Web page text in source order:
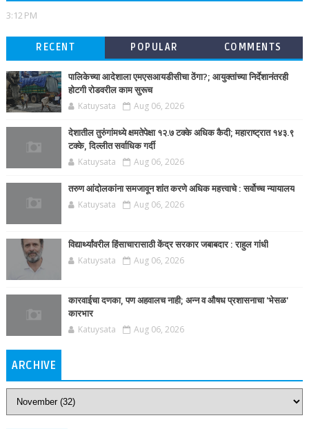
3:12 PM
RECENT POPULAR COMMENTS
पालिकेच्या आदेशाला एमएसआयडीसीचा ठेंगा?; आयुक्तांच्या निर्देशानंतरही
होटगी रोडवरील काम सुरूच
Katuysata Aug 06, 2026
देशातील तुरुंगांमध्ये क्षमतेपेक्षा १२.७ टक्के अधिक कैदी; महाराष्ट्रात १४३.९
टक्के, दिल्लीत सर्वाधिक गर्दी
Katuysata Aug 06, 2026
तरुण आंदोलकांना समजावून शांत करणे अधिक महत्त्वाचे : सर्वोच्च न्यायालय
Katuysata Aug 06, 2026
विद्यार्थ्यांवरील हिंसाचारासाठी केंद्र सरकार जबाबदार : राहुल गांधी
Katuysata Aug 06, 2026
कारवाईचा दणका, पण अहवालच नाही; अन्न व औषध प्रशासनाचा 'भेसळ'
कारभार
Katuysata Aug 06, 2026
ARCHIVE